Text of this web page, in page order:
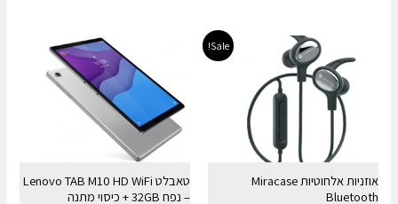
Sale!
אוזניות אלחוטיות Miracase
Bluetooth
טאבלט Lenovo TAB M10 HD WiFi
– נפח 32GB + כיסוי מתנה